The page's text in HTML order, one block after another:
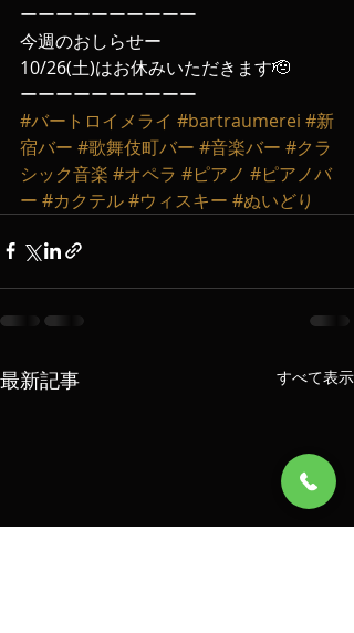
ーーーーーーーーーー
今週のおしらせー
10/26(土)はお休みいただきます🫡
ーーーーーーーーーー
#バートロイメライ #bartraumerei #新
宿バー #歌舞伎町バー #音楽バー #クラ
シック音楽 #オペラ #ピアノ #ピアノバ
ー #カクテル#ウィスキー #ぬいどり
最新記事 すべて表示